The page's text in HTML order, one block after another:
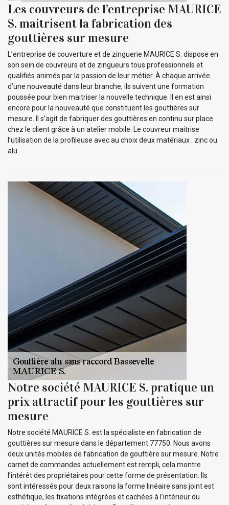
Les couvreurs de l’entreprise MAURICE
S. maitrisent la fabrication des
gouttières sur mesure
L’entreprise de couverture et de zinguerie MAURICE S. dispose en
son sein de couvreurs et de zingueurs tous professionnels et
qualifiés animés par la passion de leur métier. À chaque arrivée
d’une nouveauté dans leur branche, ils suivent une formation
poussée pour bien maitriser la nouvelle technique. Il en est ainsi
encore pour la nouveauté que constituent les gouttières sur
mesure. Il s’agit de fabriquer des gouttières en continu sur place
chez le client grâce à un atelier mobile. Le couvreur maitrise
l’utilisation de la profileuse avec au choix deux matériaux : zinc ou
alu.
Notre société MAURICE S. pratique un
prix attractif pour les gouttières sur
mesure
Notre société MAURICE S. est la spécialiste en fabrication de
gouttières sur mesure dans le département 77750. Nous avons
deux unités mobiles de fabrication de gouttière sur mesure. Notre
carnet de commandes actuellement est rempli, cela montre
l’intérêt des propriétaires pour cette forme de présentation. Ils
sont intéressés pour deux raisons la forme linéaire sans joint est
esthétique, les fixations intégrées et cachées à l’intérieur du